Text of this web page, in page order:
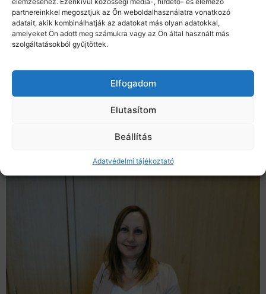
partnereinkkel megosztjuk az Ön weboldalhasználatra vonatkozó
adatait, akik kombinálhatják az adatokat más olyan adatokkal,
amelyeket Ön adott meg számukra vagy az Ön által használt más
szolgáltatásokból gyűjtöttek.
Elfogadom
Elutasítom
Beállítás
Adatvédelmi tájékoztató